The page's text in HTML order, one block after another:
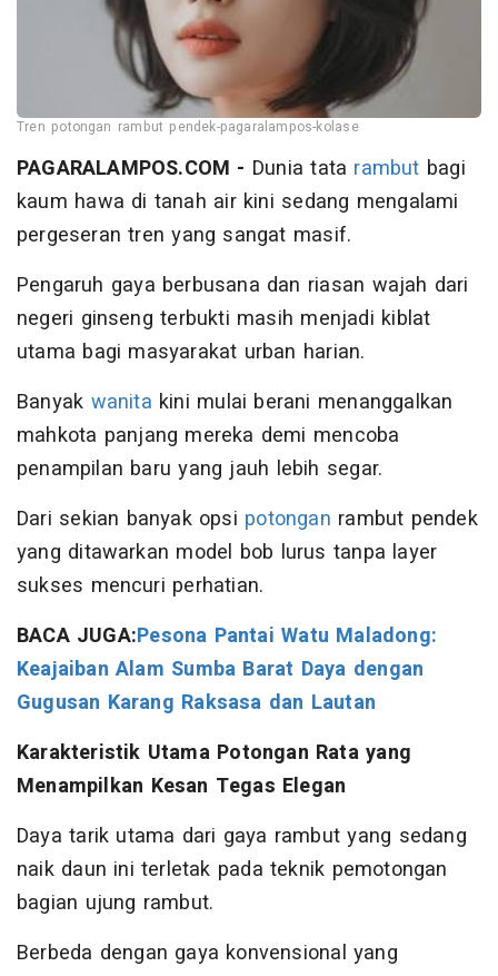
Tren potongan rambut pendek-pagaralampos-kolase
PAGARALAMPOS.COM - Dunia tata rambut bagi
kaum hawa di tanah air kini sedang mengalami
pergeseran tren yang sangat masif.
Pengaruh gaya berbusana dan riasan wajah dari
negeri ginseng terbukti masih menjadi kiblat
utama bagi masyarakat urban harian.
Banyak wanita kini mulai berani menanggalkan
mahkota panjang mereka demi mencoba
penampilan baru yang jauh lebih segar.
Dari sekian banyak opsi potongan rambut pendek
yang ditawarkan model bob lurus tanpa layer
sukses mencuri perhatian.
BACA JUGA:Pesona Pantai Watu Maladong:
Keajaiban Alam Sumba Barat Daya dengan
Gugusan Karang Raksasa dan Lautan
Karakteristik Utama Potongan Rata yang
Menampilkan Kesan Tegas Elegan
Daya tarik utama dari gaya rambut yang sedang
naik daun ini terletak pada teknik pemotongan
bagian ujung rambut.
Berbeda dengan gaya konvensional yang